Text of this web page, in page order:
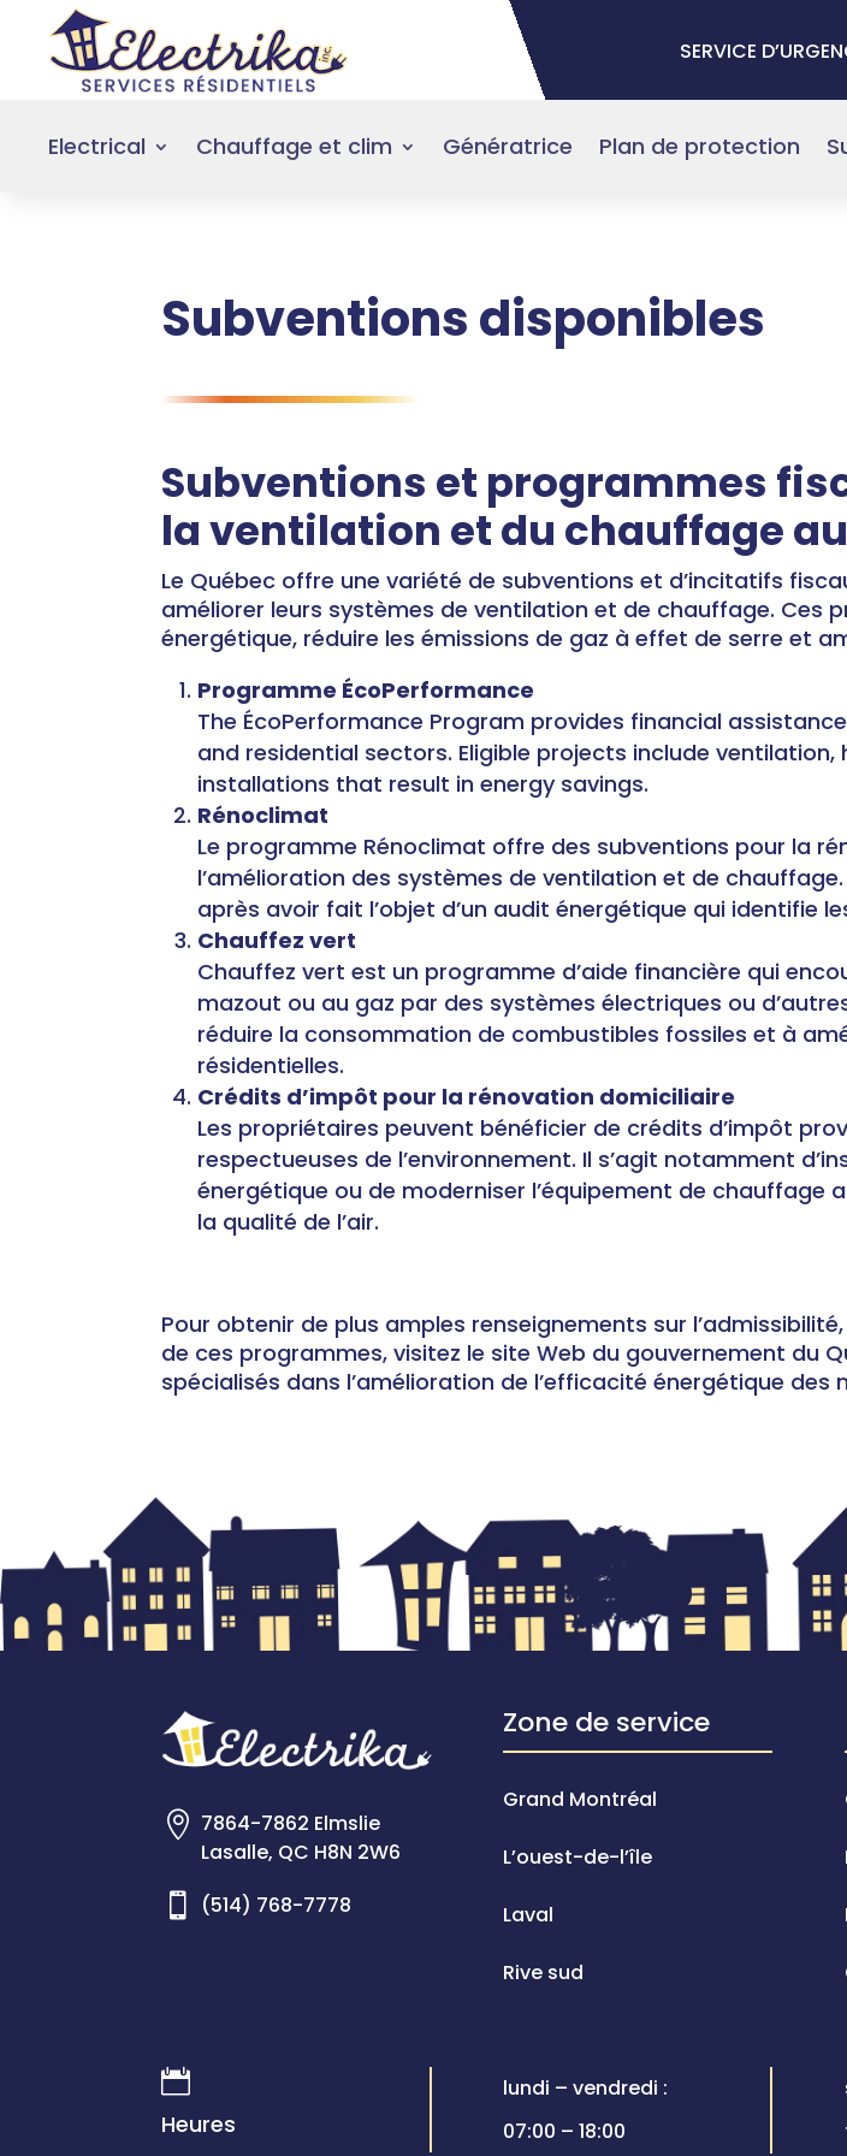
SERVICE
Electrical Chauffage et clim Génératrice Plan de protection
Subventions disponibles
Subventions et programmes
la ventilation et du chauffage
Le Québec offre une variété de subventions et d’incitatifs
améliorer leurs systèmes de ventilation et de chauffage. Ces
énergétique, réduire les émissions de gaz à effet de serre et
Programme ÉcoPerformance
The ÉcoPerformance Program provides financial
and residential sectors. Eligible projects include
installations that result in energy savings.
Rénoclimat
Le programme Rénoclimat offre des subventions pour la
l’amélioration des systèmes de ventilation et de
après avoir fait l’objet d’un audit énergétique qui identifie
Chauffez vert
Chauffez vert est un programme d’aide financière qui
mazout ou au gaz par des systèmes électriques ou
réduire la consommation de combustibles fossiles et à
résidentielles.
Crédits d’impôt pour la rénovation domiciliaire
Les propriétaires peuvent bénéficier de crédits d’impôt
respectueuses de l’environnement. Il s’agit notamment
énergétique ou de moderniser l’équipement de chauffage
la qualité de l’air.
Pour obtenir de plus amples renseignements sur
de ces programmes, visitez le site Web du gouvernement du
spécialisés dans l’amélioration de l’efficacité énergétique des
 7864-7862 Elmslie
Lasalle, QC H8N 2W6
 (514) 768-7778
Zone de service
Grand Montréal
L’ouest-de-l’île
Laval
Rive sud

Heures
lundi – vendredi :
07:00 – 18:00